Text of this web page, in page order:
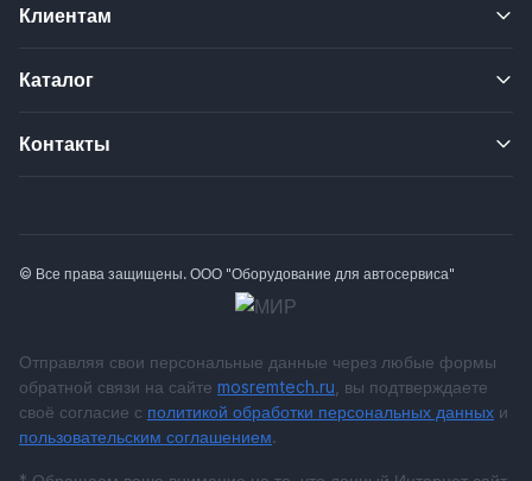
Клиентам
Каталог
Контакты
© Все права защищены. ООО "Оборудование для автосервиса"
Отправляя свои персональные данные через любые формы
обратной связи на сайте mosremtech.ru , вы подтверждаете
своё согласие с политикой обработки персональных данных и
пользовательским соглашением.